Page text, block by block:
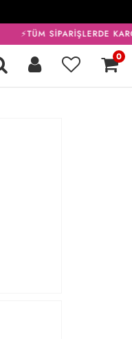
⚡TÜM SİPARİŞLERDE
0